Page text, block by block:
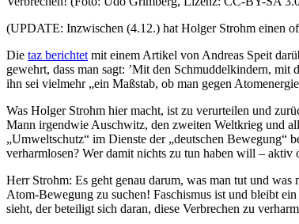
(UPDATE: Inzwischen (4.12.) hat Holger Strohm einen
Die taz berichtet mit einem Artikel von Andreas Speit
gewehrt, dass man sagt: ’Mit den Schmuddelkindern, mit
ihn sei vielmehr „ein Maßstab, ob man gegen
Was Holger Strohm hier macht, ist zu verurteilen und
Mann irgendwie Auschwitz, den zweiten Weltkrieg und
„Umweltschutz“ im Dienste der „deutschen Bewegung“
verharmlosen? Wer damit nichts zu tun haben will – aktiv
Herr Strohm: Es geht genau darum, was man tut und
Atom-Bewegung zu suchen! Faschismus ist und bleibt
sieht, der beteiligt sich daran, diese Verbrechen zu